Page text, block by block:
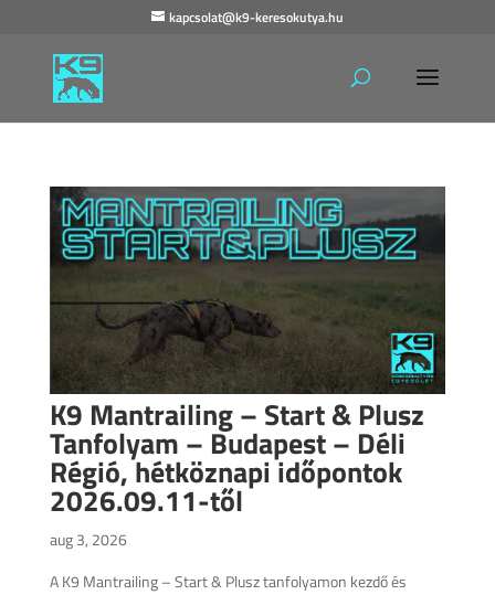
kapcsolat@k9-keresokutya.hu
K9 Mantrailing – Start & Plusz
Tanfolyam – Budapest – Déli
Régió, hétköznapi időpontok
2026.09.11-től
aug 3, 2026
A K9 Mantrailing – Start & Plusz tanfolyamon kezdő és